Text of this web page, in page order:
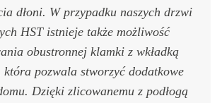
dłoni. W przypadku naszych drzwi
HST istnieje także możliwość
obustronnej klamki z wkładką
która pozwala stworzyć dodatkowe
Dzięki zlicowanemu z podłogą